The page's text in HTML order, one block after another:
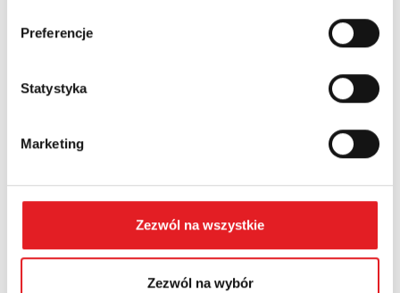
Preferencje
Statystyka
Marketing
Zezwól na wszystkie
Zezwól na wybór
Treść: *
Wyrażam zgodę na przetwarzanie moich danych